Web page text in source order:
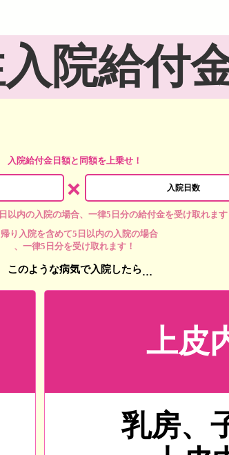
院給付
入院給付金日額と同額を上乗せ！
入院日数
以内の入院の場合、 一律5日分の給付金を受け取れます
帰り入院を含めて5日以内の入院の場合
、 一律5日分を受け取れます！
このような病気で入院したら…
上皮
乳房、